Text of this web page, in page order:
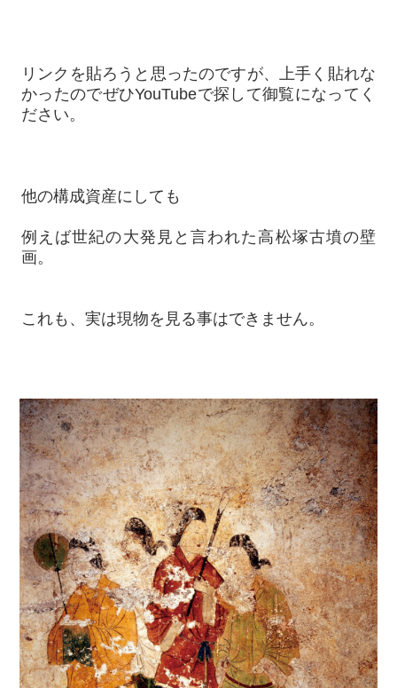
リンクを貼ろうと思ったのですが、上手く貼れな
かったのでぜひYouTubeで探して御覧になってく
ださい。
他の構成資産にしても
例えば世紀の大発見と言われた高松塚古墳の壁
画。
これも、実は現物を見る事はできません。